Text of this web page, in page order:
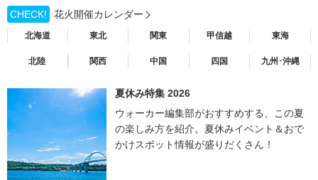
CHECK!
花火開催カレンダー
北海道 東北 関東 甲信越 東海
北陸 関西 中国 四国 九州･沖縄
夏休み特集 2026
ウォーカー編集部がおすすめする、この夏
の楽しみ方を紹介。夏休みイベント＆おで
かけスポット情報が盛りだくさん！